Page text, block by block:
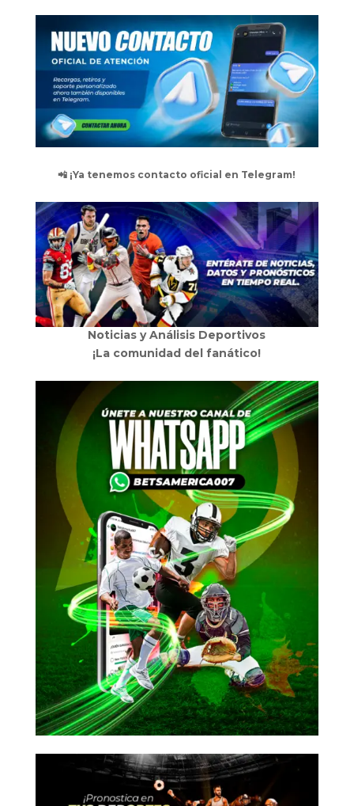
📲 ¡Ya tenemos contacto oficial en Telegram!
Noticias y Análisis Deportivos
¡La comunidad del fanático!